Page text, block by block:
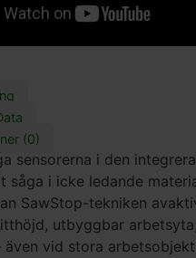
(0)
sensorerna i den
såga i icke ledande
SawStop-tekniken
utbyggbar
vid stora arbetsobjekt